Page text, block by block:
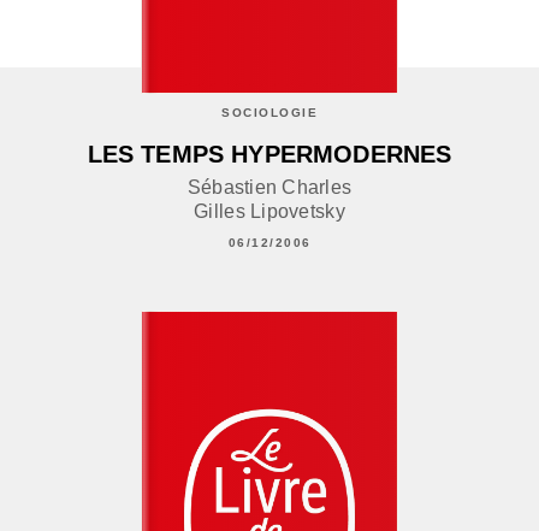
SOCIOLOGIE
LES TEMPS HYPERMODERNES
Sébastien Charles
Gilles Lipovetsky
06/12/2006